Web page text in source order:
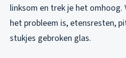
linksom en trek je het omhoog.
het probleem is, etensresten,
stukjes gebroken glas.